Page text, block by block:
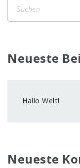
Neueste
Hallo Welt!
Neueste